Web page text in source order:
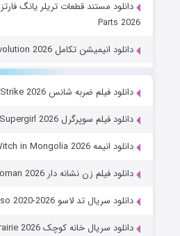
Parts 2026
دانلود انیمیشن تکامل Evolution 2026
دانلود فیلم ضربه شانس Lucky Strike 2026
دانلود فیلم سوپرگرل Supergirl 2026
دانلود انیمه Jaadugar: A Witch in Mongolia 2026
دانلود فیلم زن نشانه دار The Marked Woman 2026
دانلود سریال تد لاسو Ted Lasso 2020-2026
دانلود سریال خانه کوچک Little House on the Prairie 2026